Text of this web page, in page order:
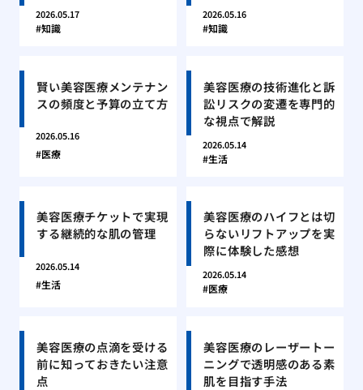
2026.05.17
知識
2026.05.16
知識
賢い美容医療メンテナン
スの頻度と予算の立て方
2026.05.16
医療
美容医療の技術進化と訴
訟リスクの変遷を専門的
な視点で解説
2026.05.14
生活
美容医療チケットで実現
する継続的な肌の管理
2026.05.14
生活
美容医療のハイフとは切
らないリフトアップを実
際に体験した感想
2026.05.14
医療
美容医療の点滴を受ける
前に知っておきたい注意
点
美容医療のレーザートー
ニングで透明感のある素
肌を目指す手法